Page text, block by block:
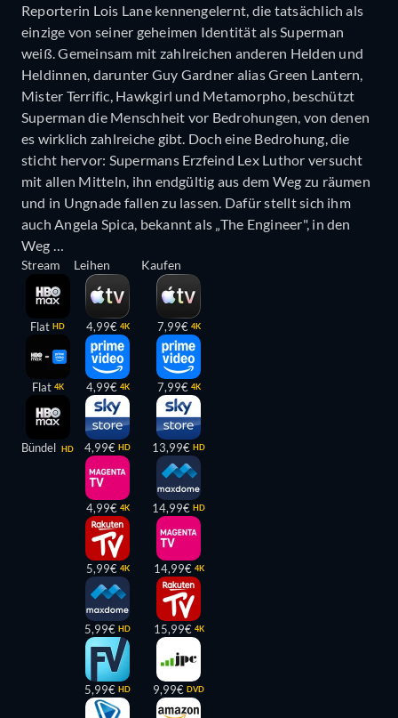
Reporterin Lois Lane kennengelernt, die tatsächlich als
einzige von seiner geheimen Identität als Superman
weiß. Gemeinsam mit zahlreichen anderen Helden und
Heldinnen, darunter Guy Gardner alias Green Lantern,
Mister Terrific, Hawkgirl und Metamorpho, beschützt
Superman die Menschheit vor Bedrohungen, von denen
es wirklich zahlreiche gibt. Doch eine Bedrohung, die
sticht hervor: Supermans Erzfeind Lex Luthor versucht
mit allen Mitteln, ihn endgültig aus dem Weg zu räumen
und in Ungnade fallen zu lassen. Dafür stellt sich ihm
auch Angela Spica, bekannt als „The Engineer", in den
Weg …
Stream
Flat HD
Flat 4K
Bündel HD
Leihen
4,99€ 4K
4,99€ 4K
4,99€ HD
4,99€ 4K
5,99€ 4K
5,99€ HD
5,99€ HD
Kaufen
7,99€ 4K
7,99€ 4K
13,99€ HD
14,99€ HD
14,99€ 4K
15,99€ 4K
9,99€ DVD